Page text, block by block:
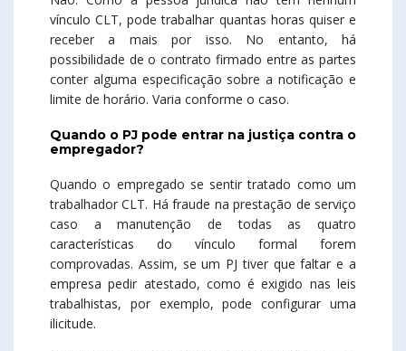
vínculo CLT, pode trabalhar quantas horas quiser e
receber a mais por isso. No entanto, há
possibilidade de o contrato firmado entre as partes
conter alguma especificação sobre a notificação e
limite de horário. Varia conforme o caso.
Quando o PJ pode entrar na justiça contra o
empregador?
Quando o empregado se sentir tratado como um
trabalhador CLT. Há fraude na prestação de serviço
caso a manutenção de todas as quatro
características do vínculo formal forem
comprovadas. Assim, se um PJ tiver que faltar e a
empresa pedir atestado, como é exigido nas leis
trabalhistas, por exemplo, pode configurar uma
ilicitude.